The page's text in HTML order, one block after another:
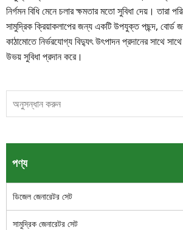
নির্গমন বিধি মেনে চলার ক্ষমতার মতো সুবিধা দেয়। তারা
সামুদ্রিক ক্রিয়াকলাপের জন্য একটি উপযুক্ত পছন্দ, বোর্ড
কাঠামোতে নির্ভরযোগ্য বিদ্যুৎ উৎপাদন প্রদানের সাথে
উভয় সুবিধা প্রদান করে।
পণ্য
ডিজেল জেনারেটর সেট
সামুদ্রিক জেনারেটর সেট